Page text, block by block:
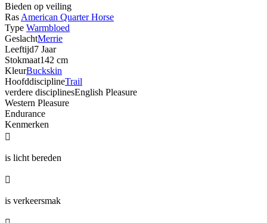
Bieden op veiling
Ras American Quarter Horse
Type Warmbloed
GeslachtMerrie
Leeftijd7 Jaar
Stokmaat142 cm
KleurBuckskin
HoofddisciplineTrail
verdere disciplinesEnglish Pleasure
Western Pleasure
Endurance
Kenmerken

is licht bereden

is verkeersmak